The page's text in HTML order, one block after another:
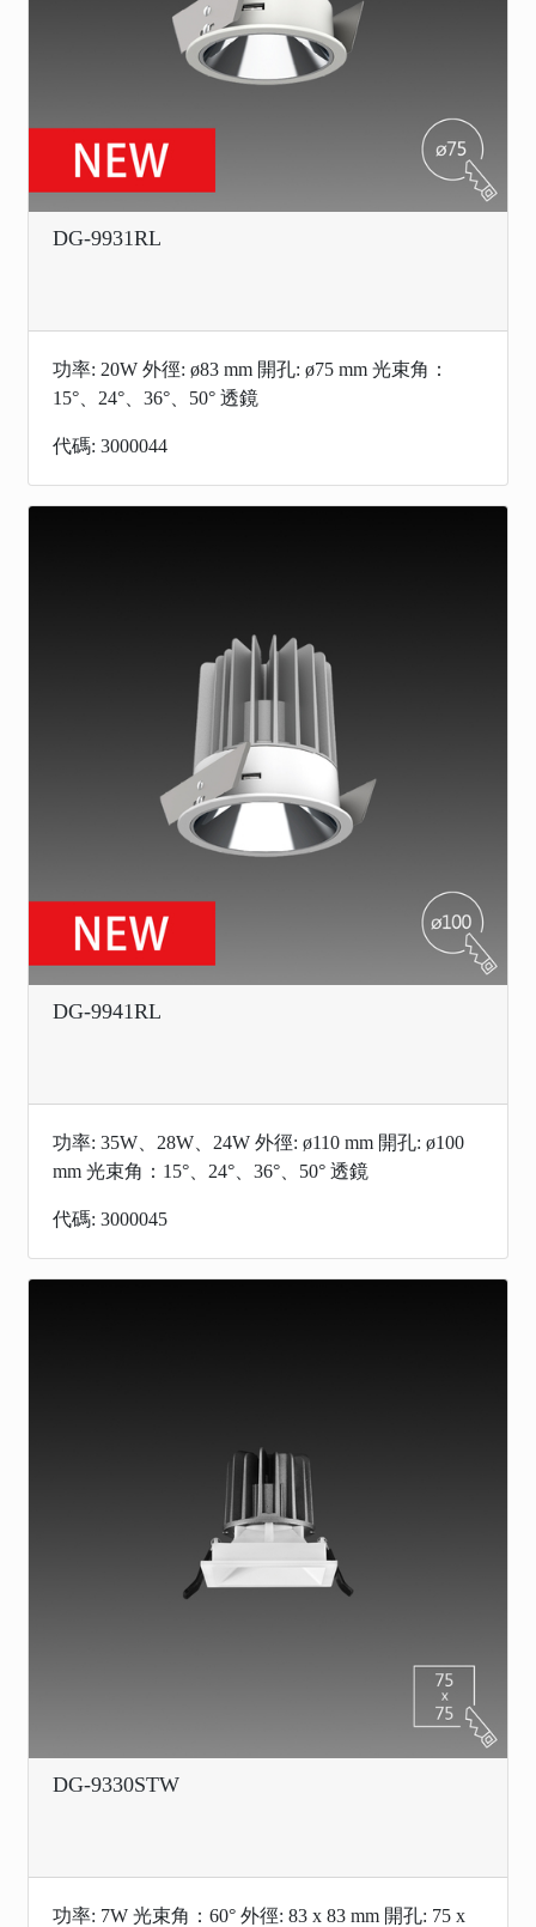
DG-9931RL
功率: 20W 外徑: ø83 mm 開孔: ø75 mm 光束角：
15°、24°、36°、50° 透鏡
代碼: 3000044
DG-9941RL
功率: 35W、28W、24W 外徑: ø110 mm 開孔: ø100
mm 光束角：15°、24°、36°、50° 透鏡
代碼: 3000045
DG-9330STW
功率: 7W 光束角：60° 外徑: 83 x 83 mm 開孔: 75 x